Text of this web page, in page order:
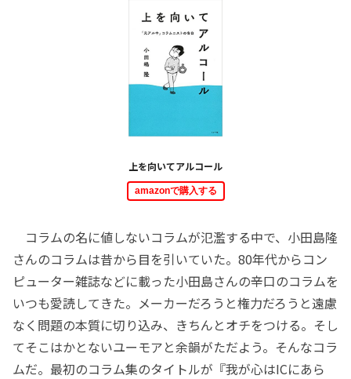
上を向いてアルコール
amazonで購入する
コラムの名に値しないコラムが氾濫する中で、小田島隆
さんのコラムは昔から目を引いていた。80年代からコン
ピューター雑誌などに載った小田島さんの辛口のコラムを
いつも愛読してきた。メーカーだろうと権力だろうと遠慮
なく問題の本質に切り込み、きちんとオチをつける。そし
てそこはかとないユーモアと余韻がただよう。そんなコラ
ムだ。最初のコラム集のタイトルが『我が心はICにあら